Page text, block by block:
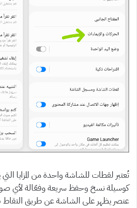
تُعتبر لقطات للشاشة واحدة من المزايا
كوسيلة نسخ وحفظ سريعة وفعّالة لأي
عنصر يظهر على الشاشة عن طريق التقاط